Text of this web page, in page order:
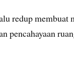
redup membuat
pencahayaan